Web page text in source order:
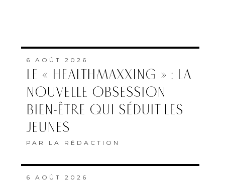
6 AOÛT 2026
LE « HEALTHMAXXING » : LA
NOUVELLE OBSESSION
BIEN-ÊTRE QUI SÉDUIT LES
JEUNES
PAR LA RÉDACTION
6 AOÛT 2026